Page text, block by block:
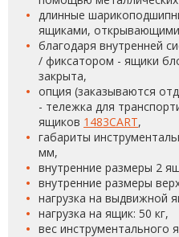
длинные
ящиками,
благодаря внутренней
/ фиксатором - ящики
закрыта,
опция (заказываются
- тележка для
ящиков 1483CART,
габариты
мм,
внутренние размеры 2
внутренние размеры
нагрузка на выдвижной
нагрузка на ящик: 50 кг,
вес инструментального